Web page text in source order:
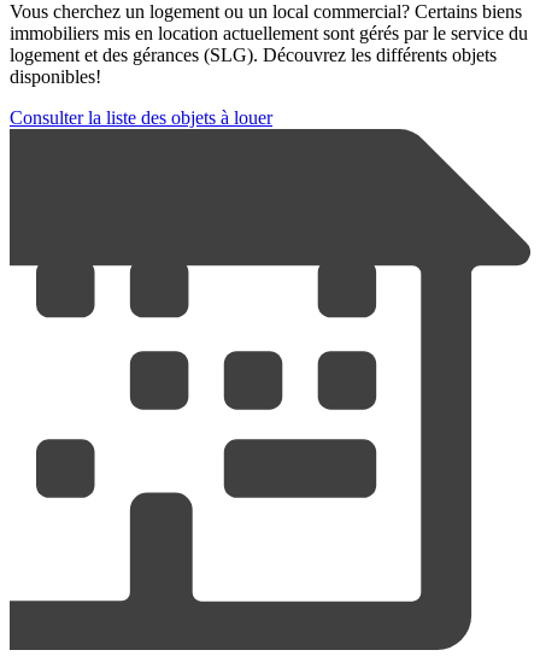
Vous cherchez un logement ou un local commercial? Certains biens
immobiliers mis en location actuellement sont gérés par le service du
logement et des gérances (SLG). Découvrez les différents objets
disponibles!
Consulter la liste des objets à louer